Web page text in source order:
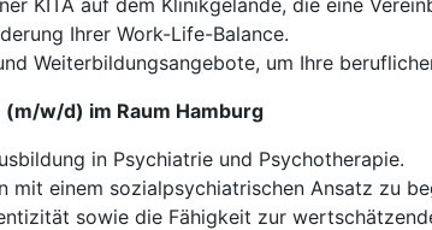
KITA auf dem Klinikgelände, die eine
Ihrer Work-Life-Balance.
Weiterbildungsangebote, um Ihre
w/d) im Raum Hamburg
in Psychiatrie und Psychotherapie.
mit einem sozialpsychiatrischen Ansatz zu
sowie die Fähigkeit zur